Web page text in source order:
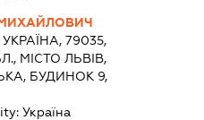
УКРАЇНА, 79035,
МІСТО ЛЬВІВ,
БУДИНОК 9,
Україна